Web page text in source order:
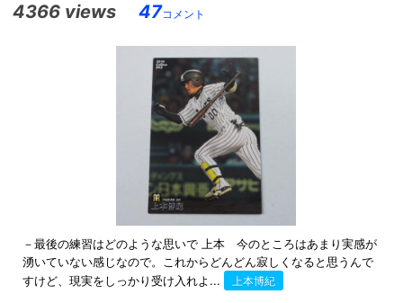
4366 views 47コメント
－最後の練習はどのような思いで 上本 今のところはあまり実感が
湧いていない感じなので。これからどんどん寂しくなると思うんで
すけど、現実をしっかり受け入れよ...
上本博紀